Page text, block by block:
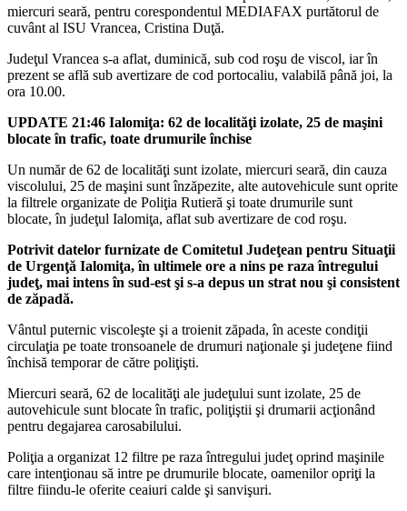
miercuri seară, pentru corespondentul MEDIAFAX purtătorul de
cuvânt al ISU Vrancea, Cristina Duţă.
Judeţul Vrancea s-a aflat, duminică, sub cod roşu de viscol, iar în
prezent se află sub avertizare de cod portocaliu, valabilă până joi, la
ora 10.00.
UPDATE 21:46 Ialomiţa: 62 de localităţi izolate, 25 de maşini
blocate în trafic, toate drumurile închise
Un număr de 62 de localităţi sunt izolate, miercuri seară, din cauza
viscolului, 25 de maşini sunt înzăpezite, alte autovehicule sunt oprite
la filtrele organizate de Poliţia Rutieră şi toate drumurile sunt
blocate, în judeţul Ialomiţa, aflat sub avertizare de cod roşu.
Potrivit datelor furnizate de Comitetul Judeţean pentru Situaţii
de Urgenţă Ialomiţa, în ultimele ore a nins pe raza întregului
judeţ, mai intens în sud-est şi s-a depus un strat nou şi consistent
de zăpadă.
Vântul puternic viscoleşte şi a troienit zăpada, în aceste condiţii
circulaţia pe toate tronsoanele de drumuri naţionale şi judeţene fiind
închisă temporar de către poliţişti.
Miercuri seară, 62 de localităţi ale judeţului sunt izolate, 25 de
autovehicule sunt blocate în trafic, poliţiştii şi drumarii acţionând
pentru degajarea carosabilului.
Poliţia a organizat 12 filtre pe raza întregului judeţ oprind maşinile
care intenţionau să intre pe drumurile blocate, oamenilor opriţi la
filtre fiindu-le oferite ceaiuri calde şi sanvişuri.